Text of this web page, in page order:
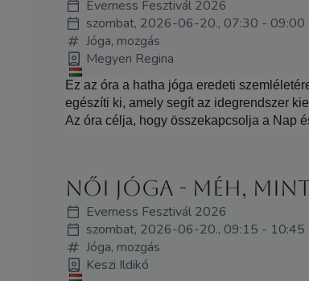
Everness Fesztivál 2026
szombat, 2026-06-20., 07:30 - 09:00
Jóga, mozgás
Megyeri Regina
Ez az óra a hatha jóga eredeti
egészíti ki, amely segít az idegrendszer
Az óra célja, hogy összekapcsolja a Nap
Női Jóga - Méh,
Everness Fesztivál 2026
szombat, 2026-06-20., 09:15 - 10:45
Jóga, mozgás
Keszi Ildikó